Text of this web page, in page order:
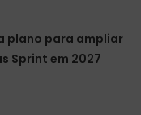
plano para ampliar
Sprint em 2027